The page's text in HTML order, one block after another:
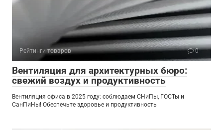
Рейтинги товаров 0
Вентиляция для архитектурных бюро:
свежий воздух и продуктивность
Вентиляция офиса в 2025 году: соблюдаем СНиПы, ГОСТы и
СанПиНы! Обеспечьте здоровье и продуктивность